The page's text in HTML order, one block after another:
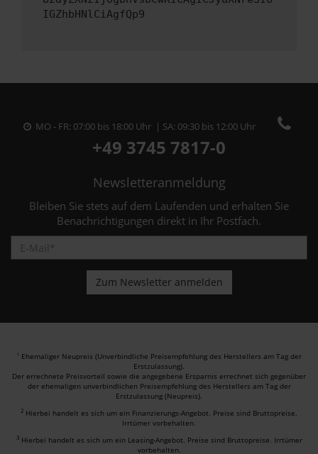
IGZhbHNlCiAgfQp9
MO - FR: 07:00 bis 18:00 Uhr | SA: 09:30 bis 12:00 Uhr
+49 3745 7817-0
Newsletteranmeldung
Bleiben Sie stets auf dem Laufenden und erhalten Sie
Benachrichtigungen direkt in Ihr Postfach.
1 Ehemaliger Neupreis (Unverbindliche Preisempfehlung des Herstellers am Tag der
Erstzulassung).
Der errechnete Preisvorteil sowie die angegebene Ersparnis errechnet sich gegenüber
der ehemaligen unverbindlichen Preisempfehlung des Herstellers am Tag der
Erstzulassung (Neupreis).
2 Hierbei handelt es sich um ein Finanzierungs-Angebot. Preise sind Bruttopreise.
Irrtümer vorbehalten.
3 Hierbei handelt es sich um ein Leasing-Angebot. Preise sind Bruttopreise. Irrtümer
vorbehalten.